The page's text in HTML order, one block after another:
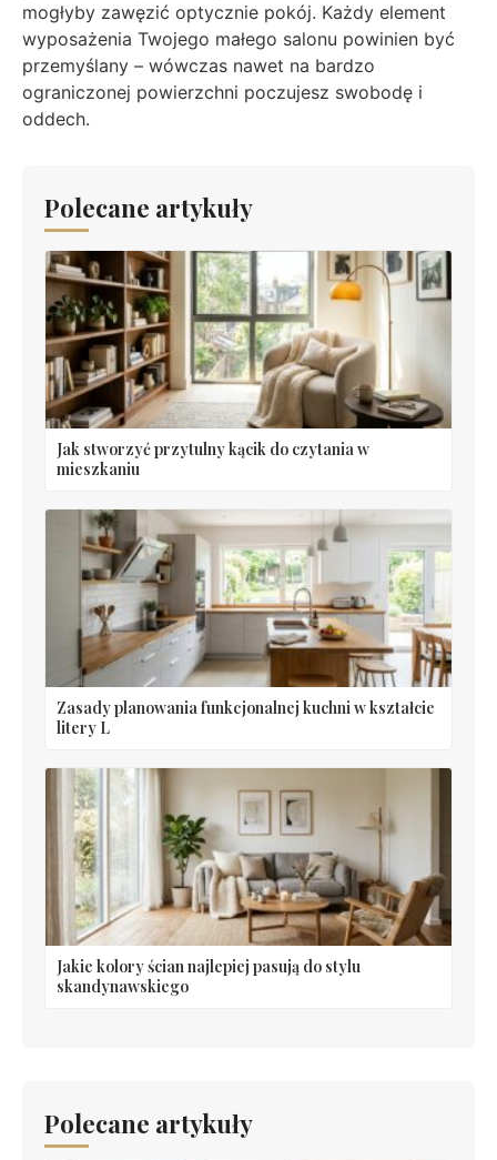
mogłyby zawęzić optycznie pokój. Każdy element
wyposażenia Twojego małego salonu powinien być
przemyślany – wówczas nawet na bardzo
ograniczonej powierzchni poczujesz swobodę i
oddech.
Polecane artykuły
Jak stworzyć przytulny kącik do czytania w
mieszkaniu
Zasady planowania funkcjonalnej kuchni w kształcie
litery L
Jakie kolory ścian najlepiej pasują do stylu
skandynawskiego
Polecane artykuły